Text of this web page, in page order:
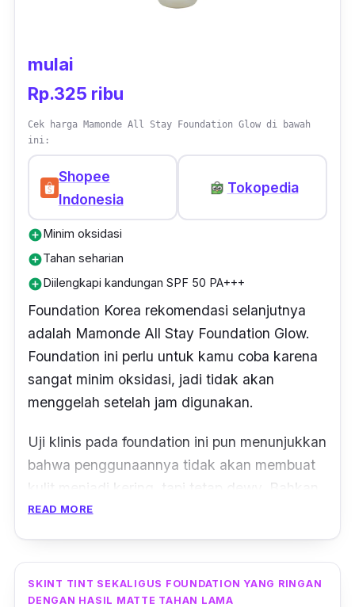
mulai
Rp.325 ribu
Cek harga Mamonde All Stay Foundation Glow di bawah
ini:
Shopee
Indonesia
Tokopedia
add_circleMinim oksidasi
add_circleTahan seharian
add_circleDiilengkapi kandungan SPF 50 PA+++
Foundation Korea rekomendasi selanjutnya
adalah Mamonde All Stay Foundation Glow.
Foundation ini perlu untuk kamu coba karena
sangat minim oksidasi, jadi tidak akan
menggelah setelah jam digunakan.
Uji klinis pada foundation ini pun menunjukkan
bahwa penggunaannya tidak akan membuat
kulit menjadi kering, tapi tetap dewy. Bahkan,
wajahmu akan terlihat bening loh! Untuk
diklaim tahan seharian.
READ MORE
SKINT TINT SEKALIGUS FOUNDATION YANG RINGAN
DENGAN HASIL MATTE TAHAN LAMA